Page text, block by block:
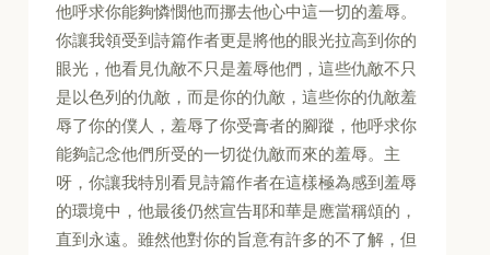
他呼求你能夠憐憫他而挪去他心中這一切的羞辱。
你讓我領受到詩篇作者更是將他的眼光拉高到你的
眼光，他看見仇敵不只是羞辱他們，這些仇敵不只
是以色列的仇敵，而是你的仇敵，這些你的仇敵羞
辱了你的僕人，羞辱了你受膏者的腳蹤，他呼求你
能夠記念他們所受的一切從仇敵而來的羞辱。主
呀，你讓我特別看見詩篇作者在這樣極為感到羞辱
的環境中，他最後仍然宣告耶和華是應當稱頌的，
直到永遠。雖然他對你的旨意有許多的不了解，但